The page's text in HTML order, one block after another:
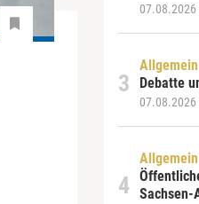
07.08.2026
Allgemein
Debatte
07.08.2026
Allgemein